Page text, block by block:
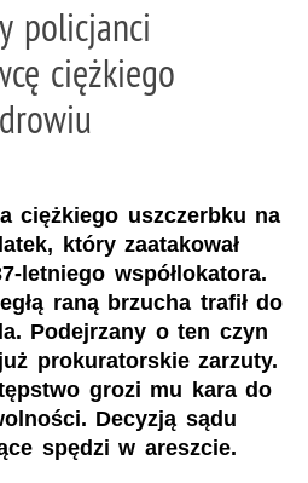
policjanci
ciężkiego
ciężkiego uszczerbku na
który zaatakował
letniego współlokatora.
raną brzucha trafił do
Podejrzany o ten czyn
prokuratorskie zarzuty.
grozi mu kara do
Decyzją sądu
spędzi w areszcie.